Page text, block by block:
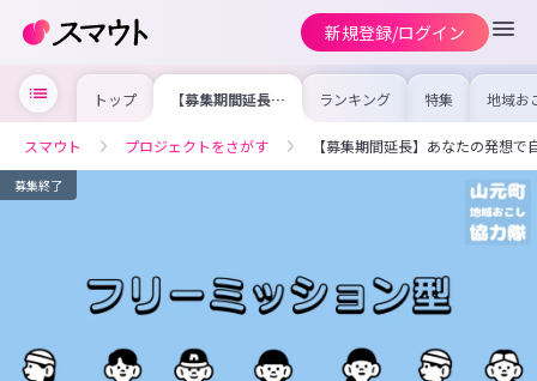
新規登録/ログイン
トップ 【募集期間延長】
あなたの発想で自
のフリーミッショ
ン型地域おこし協
力隊！
ランキング 特集 地域お
の求
を集め
事内容
を比較
合った
けよう
スマウト プロジェクトをさがす 【募集期間延長】あなたの発想
募集終了